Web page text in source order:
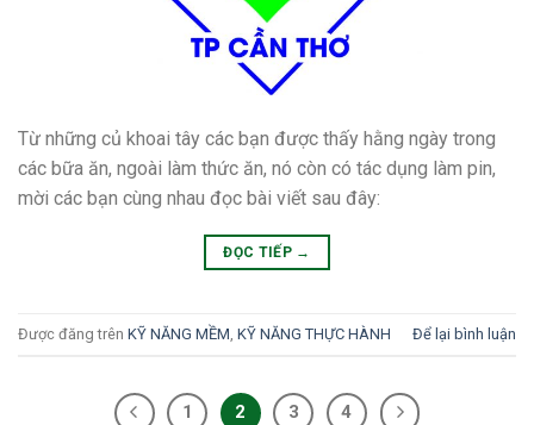
Từ những củ khoai tây các bạn được thấy hằng ngày trong
các bữa ăn, ngoài làm thức ăn, nó còn có tác dụng làm pin,
mời các bạn cùng nhau đọc bài viết sau đây:
ĐỌC TIẾP →
Được đăng trên KỸ NĂNG MỀM KỸ NĂNG THỰC HÀNH Để lại bình luận
1 2 3 4